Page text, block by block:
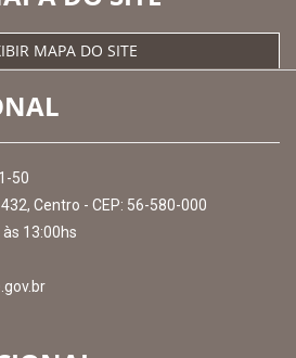
MAPA DO SITE
50
Centro - CEP: 56-580-000
13:00hs